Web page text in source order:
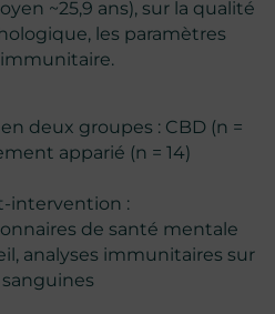
~25,9 ans), sur la qualité
les paramètres
deux groupes : CBD (n =
apparié (n = 14)
intervention :
de santé mentale
analyses immunitaires sur